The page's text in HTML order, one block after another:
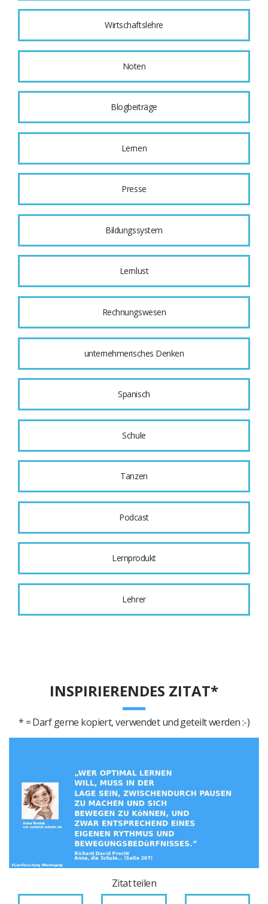
Wirtschaftslehre
Noten
Blogbeiträge
Lernen
Presse
Bildungssystem
Lernlust
Rechnungswesen
unternehmerisches Denken
Spanisch
Schule
Tanzen
Podcast
Lernprodukt
Lehrer
INSPIRIERENDES ZITAT*
* = Darf gerne kopiert, verwendet und geteilt werden :-)
Zitat teilen